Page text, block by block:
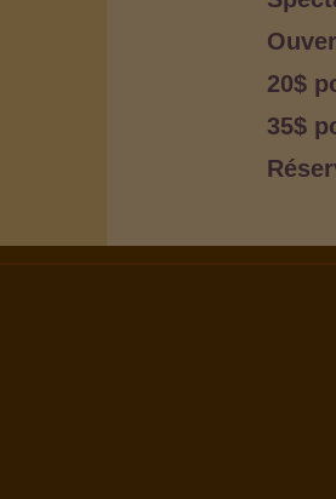
20$
35$